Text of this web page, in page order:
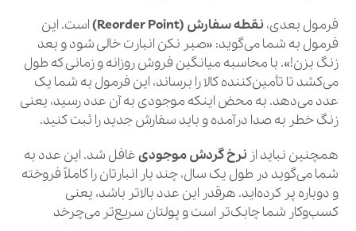
فرمول بعدی، نقطه سفارش (Reorder Point)
است. این
فرمول به شما می‌گوید: «صبر نکن انبارت خالی شود و بعد
زنگ بزن!». با محاسبه میانگین فروش روزانه و زمانی که طول
می‌کشد تا تأمین‌کننده کالا را برساند، این فرمول به شما یک
عدد می‌دهد. به محض اینکه موجودی به آن عدد رسید، یعنی
زنگ خطر به صدا درآمده و باید سفارش جدید را ثبت کنید.
همچنین نباید از نرخ گردش موجودیغافل شد. این عدد به
شما می‌گوید در طول یک سال، چند بار انبارتان را کاملاً فروخته
و دوباره پر کرده‌اید. هرقدر این عدد بالاتر باشد، یعنی
کسب‌وکار شما چابک‌تر است و پولتان سریع‌تر می‌چرخد